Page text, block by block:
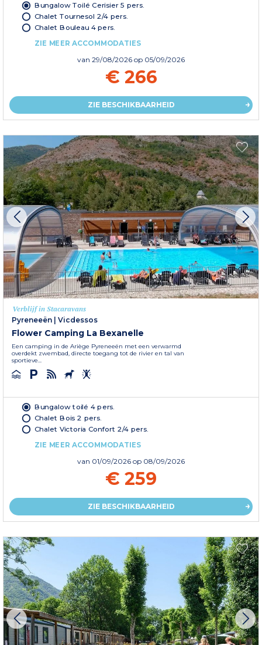
Bungalow Toilé Cerisier 5 pers.
Chalet Tournesol 2/4 pers.
Chalet Bouleau 4 pers.
ZIE MEER ACCOMMODATIES
van 29/08/2026 op 05/09/2026
€ 266
ZIE BESCHIKBAARHEID
Verblijf in Stacaravans
Pyreneeën
Vicdessos
Flower Camping La Bexanelle
Een camping in de Ariège Pyreneeën met een verwarmd
overdekt zwembad, directe toegang tot de rivier en tal van
sportieve...
Bungalow toilé 4 pers.
Chalet Bois 2 pers.
Chalet Victoria Confort 2/4 pers.
ZIE MEER ACCOMMODATIES
van 01/09/2026 op 08/09/2026
€ 259
ZIE BESCHIKBAARHEID